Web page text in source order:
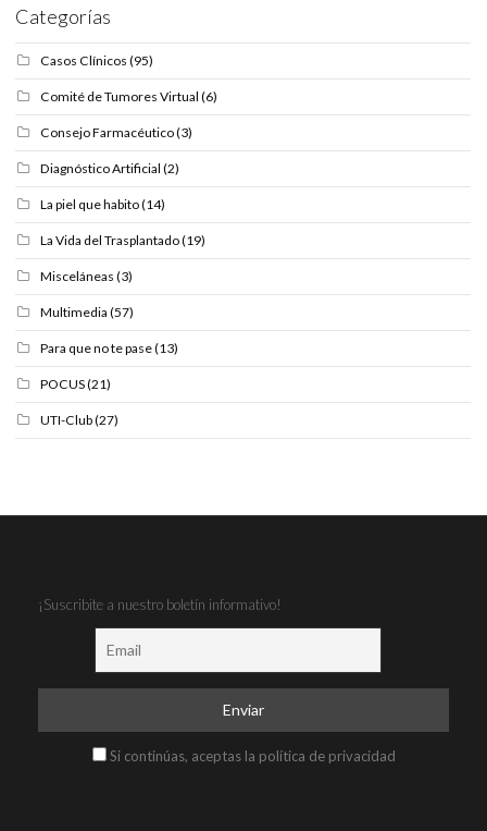
Categorías
Casos Clínicos (95)
Comité de Tumores Virtual (6)
Consejo Farmacéutico(3)
Diagnóstico Artificial (2)
La piel que habito(14)
La Vida del Trasplantado(19)
Misceláneas (3)
Multimedia (57)
Para que no te pase(13)
POCUS(21)
UTI-Club(27)
¡Suscribite a nuestro boletín informativo!
Si continúas, aceptas la política de privacidad